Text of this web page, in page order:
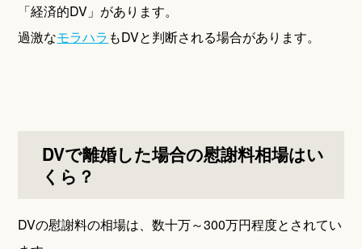
「経済的DV」があります。
過激なモラハラ もDVと判断される場合があります。
DVで離婚した場合の慰謝料相場はい
くら？
DVの慰謝料の相場は、数十万～300万円程度とされてい